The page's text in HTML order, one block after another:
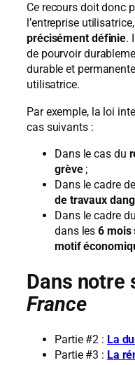
Ce recours doit donc
l’entreprise
précisément définie.
de pourvoir
durable et
utilisatrice.
Par exemple, la loi
cas suivants :
Dans le cas du
grève;
Dans le cadre
de travaux
Dans le cadre
dans les6 mois
motif
Dans notre
France
Partie #2 : La
Partie #3 : La